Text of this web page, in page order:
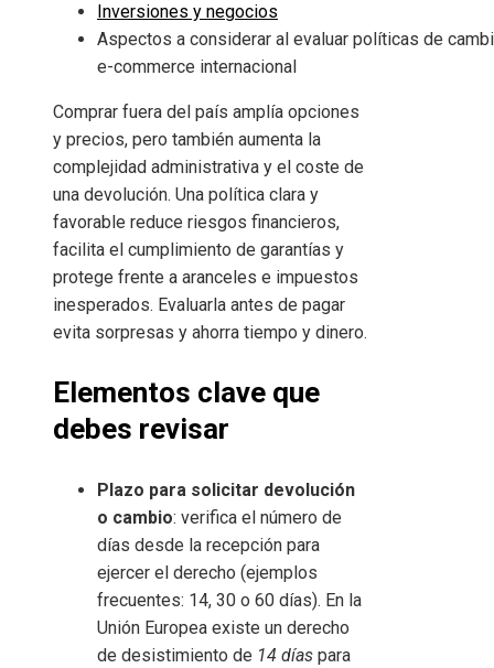
Inversiones y negocios
Aspectos a considerar al evaluar políticas de
e-commerce internacional
Comprar fuera del país amplía opciones
y precios, pero también aumenta la
complejidad administrativa y el coste de
una devolución. Una política clara y
favorable reduce riesgos financieros,
facilita el cumplimiento de garantías y
protege frente a aranceles e impuestos
inesperados. Evaluarla antes de pagar
evita sorpresas y ahorra tiempo y dinero.
Elementos clave que
debes revisar
Plazo para solicitar devolución
o cambio: verifica el número de
días desde la recepción para
ejercer el derecho (ejemplos
frecuentes: 14, 30 o 60 días). En la
Unión Europea existe un derecho
de desistimiento de 14 días para